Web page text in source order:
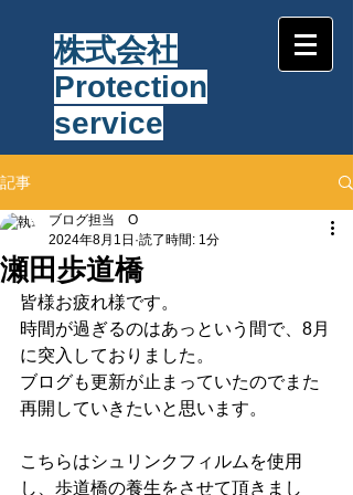
株式会社
Protection
service
記事
瀬田歩道橋
ブログ担当 O
2024年8月1日 読了時間: 1分
皆様お疲れ様です。
時間が過ぎるのはあっという間で、8月
に突入しておりました。
ブログも更新が止まっていたのでまた
再開していきたいと思います。
こちらはシュリンクフィルムを使用
し、歩道橋の養生をさせて頂きまし